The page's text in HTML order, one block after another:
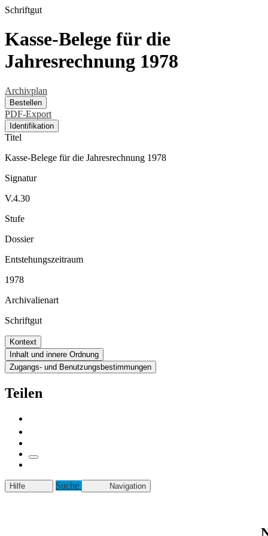
Schriftgut
Kasse-Belege für die
Jahresrechnung 1978
Archivplan
Bestellen
PDF-Export
Identifikation
Titel
Kasse-Belege für die Jahresrechnung 1978
Signatur
V.4.30
Stufe
Dossier
Entstehungszeitraum
1978
Archivalienart
Schriftgut
Kontext
Inhalt und innere Ordnung
Zugangs- und Benutzungsbestimmungen
Teilen
Hilfe Suche Navigation